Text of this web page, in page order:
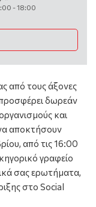
-18:00
από τους άξονες
δωρεάν
και
αποκτήσουν
από τις 16:00
γραφείο
σας ερωτήματα,
στο Social